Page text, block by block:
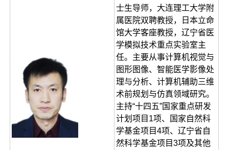
士生导师，大连理工大学附
属医院双聘教授，日本立命
馆大学客座教授，辽宁省医
学模拟技术重点实验室主
任。主要从事计算机视觉与
图形图像、智能医学影像处
理与分析、计算机辅助三维
术前规划与仿真领域研究。
主持“十四五”国家重点研发
计划项目1项、国家自然科
学基金项目4项、辽宁省自
然科学基金项目3项及其他